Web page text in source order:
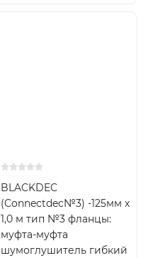
BLACKDEC
(Connectdec№3) -125мм x
1,0 м тип №3 фланцы:
муфта-муфта
шумоглушитель гибкий